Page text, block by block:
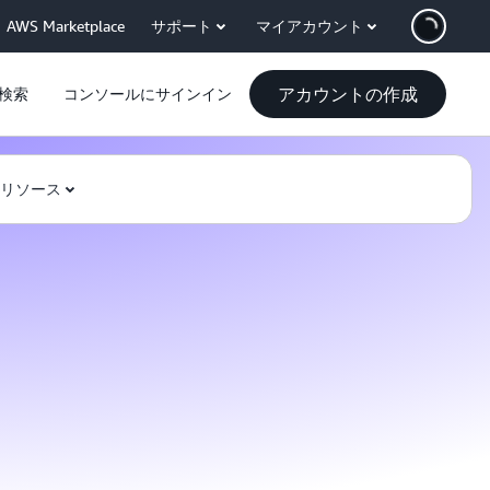
AWS Marketplace サポート マイアカウント
索 コンソールにサインイン アカウントの作成
ソース